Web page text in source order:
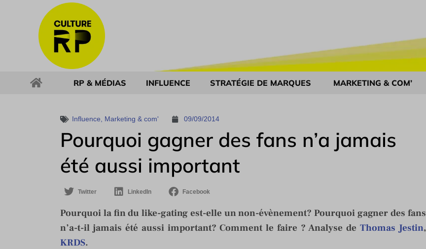
RP & MÉDIAS INFLUENCE STRATÉGIE DE MARQUES MARKETING & COM’
Influence Marketing & com' 09/09/2014
Pourquoi gagner des fans n’a jamais
été aussi important
Twitter LinkedIn Facebook
Pourquoi la fin du like-gating est-elle un non-évènement? Pourquoi gagner des fans
n’a-t-il jamais été aussi important? Comment le faire ? Analyse de Thomas Jestin,
KRDS.